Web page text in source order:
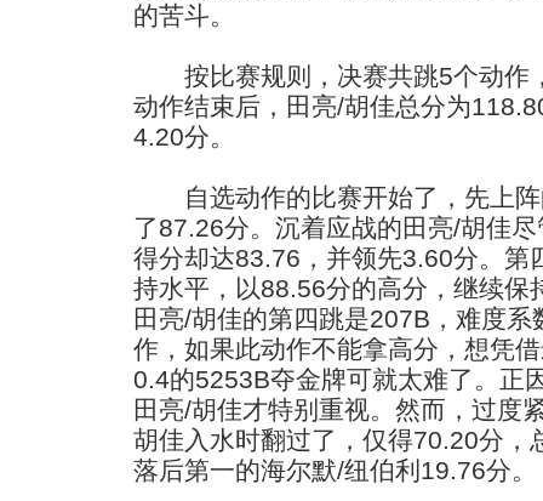
的苦斗。
按比赛规则，决赛共跳5个动作
动作结束后，田亮/胡佳总分为
4.20分。
自选动作的比赛开始了，先上阵
了87.26分。沉着应战的田亮/胡佳
得分却达83.76，并领先3.60分。第
持水平，以88.56分的高分，继续保
田亮/胡佳的第四跳是207B，难度
作，如果此动作不能拿高分，想凭
0.4的5253B夺金牌可就太难了。正
田亮/胡佳才特别重视。然而，过度
胡佳入水时翻过了，仅得70.20分，
落后第一的海尔默/纽伯利19.76分。